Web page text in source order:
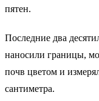
пятен.
Последние два
наносили границы,
почв цветом и
сантиметра.